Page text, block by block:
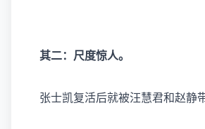
其二：尺度惊人。
张士凯复活后就被汪慧君和赵静